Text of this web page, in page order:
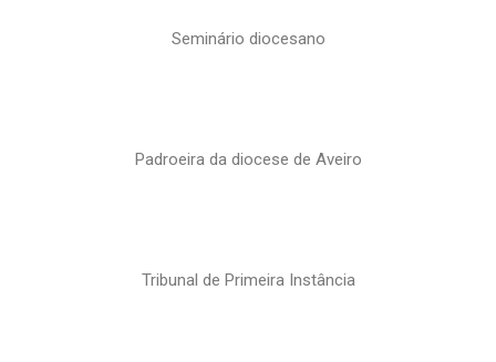
Seminário diocesano
Padroeira da diocese de Aveiro
Tribunal de Primeira Instância